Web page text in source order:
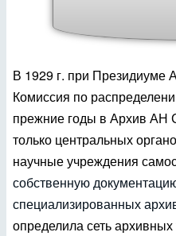
В 1929 г. при
Комиссия по
прежние годы в Архив АН
только центральных
научные учреждения
собственную
специализированных
определила сеть